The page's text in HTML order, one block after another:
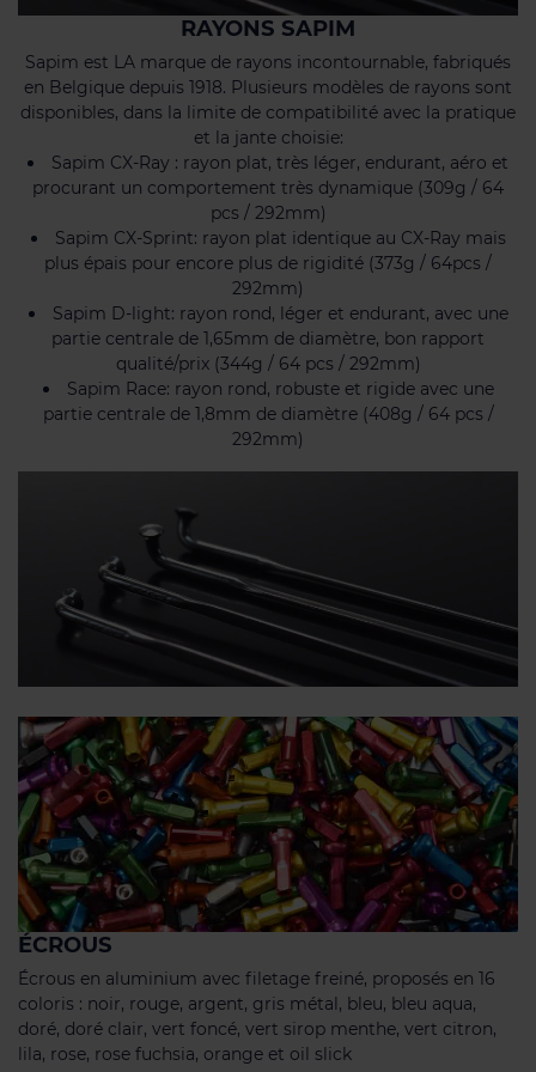
RAYONS SAPIM
Sapim est LA marque de rayons incontournable, fabriqués
en Belgique depuis 1918. Plusieurs modèles de rayons sont
disponibles, dans la limite de compatibilité avec la pratique
et la jante choisie:
Sapim CX-Ray : rayon plat, très léger, endurant, aéro et
procurant un comportement très dynamique (309g / 64
pcs / 292mm)
Sapim CX-Sprint: rayon plat identique au CX-Ray mais
plus épais pour encore plus de rigidité (373g / 64pcs /
292mm)
Sapim D-light: rayon rond, léger et endurant, avec une
partie centrale de 1,65mm de diamètre, bon rapport
qualité/prix (344g / 64 pcs / 292mm)
Sapim Race: rayon rond, robuste et rigide avec une
partie centrale de 1,8mm de diamètre (408g / 64 pcs /
292mm)
ÉCROUS
Écrous en aluminium avec filetage freiné, proposés en 16
coloris : noir, rouge, argent, gris métal, bleu, bleu aqua,
doré, doré clair, vert foncé, vert sirop menthe, vert citron,
lila, rose, rose fuchsia, orange et oil slick